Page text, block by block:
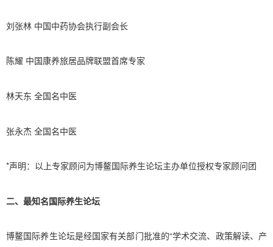
刘张林 中国中药协会执行副会长
陈耀 中国康养旅居品牌联盟首席专家
林天东 全国名中医
张永杰 全国名中医
*声明：以上专家顾问为博鳌国际养生论坛主办单位授权专家顾问团
二、最知名国际养生论坛
博鳌国际养生论坛是经国家有关部门批准的“学术交流、政策解读、产